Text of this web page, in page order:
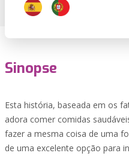
Sinopse
Esta história, baseada em os
adora comer comidas
fazer a mesma coisa de uma
de uma excelente opção para